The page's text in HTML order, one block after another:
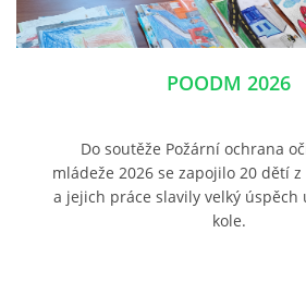
POODM 2026
Do soutěže Požární ochrana
mládeže 2026 se zapojilo 20 dětí
a jejich práce slavily velký úspěch
kole.